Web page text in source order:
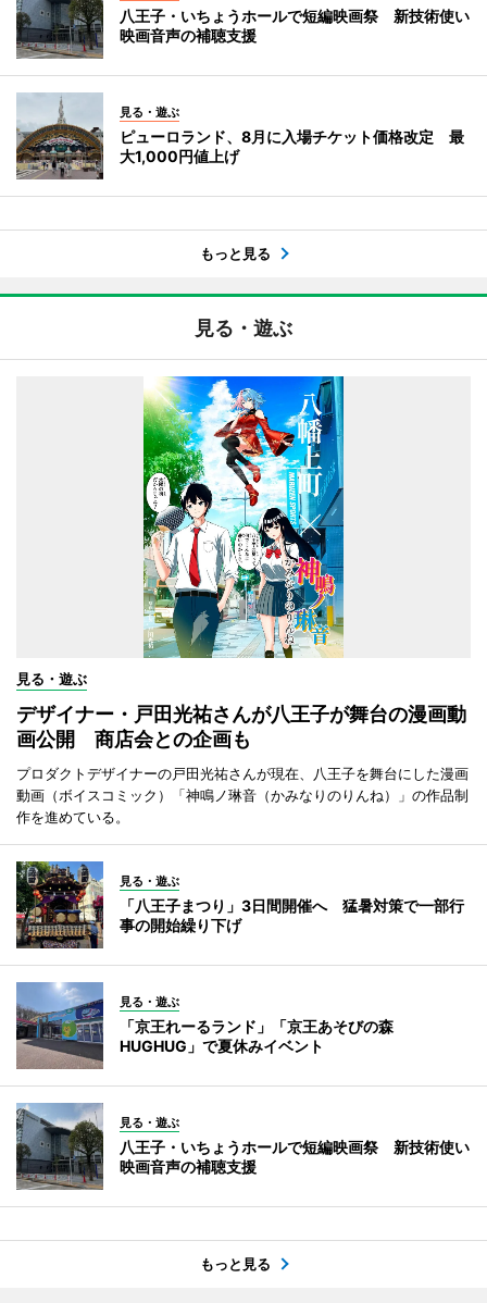
八王子・いちょうホールで短編映画祭 新技術使い
映画音声の補聴支援
見る・遊ぶ
ピューロランド、8月に入場チケット価格改定 最
大1,000円値上げ
もっと見る
見る・遊ぶ
見る・遊ぶ
デザイナー・戸田光祐さんが八王子が舞台の漫画動
画公開 商店会との企画も
プロダクトデザイナーの戸田光祐さんが現在、八王子を舞台にした漫画
動画（ボイスコミック）「神鳴ノ琳音（かみなりのりんね）」の作品制
作を進めている。
見る・遊ぶ
「八王子まつり」3日間開催へ 猛暑対策で一部行
事の開始繰り下げ
見る・遊ぶ
「京王れーるランド」「京王あそびの森
HUGHUG」で夏休みイベント
見る・遊ぶ
八王子・いちょうホールで短編映画祭 新技術使い
映画音声の補聴支援
もっと見る